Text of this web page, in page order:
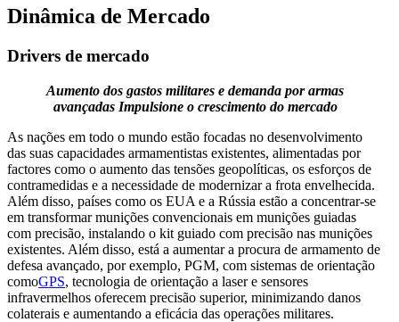
Dinâmica de Mercado
Drivers de mercado
Aumento dos gastos militares e demanda por armas
avançadas Impulsione o crescimento do mercado
As nações em todo o mundo estão focadas no desenvolvimento
das suas capacidades armamentistas existentes, alimentadas por
factores como o aumento das tensões geopolíticas, os esforços de
contramedidas e a necessidade de modernizar a frota envelhecida.
Além disso, países como os EUA e a Rússia estão a concentrar-se
em transformar munições convencionais em munições guiadas
com precisão, instalando o kit guiado com precisão nas munições
existentes. Além disso, está a aumentar a procura de armamento de
defesa avançado, por exemplo, PGM, com sistemas de orientação
comoGPS, tecnologia de orientação a laser e sensores
infravermelhos oferecem precisão superior, minimizando danos
colaterais e aumentando a eficácia das operações militares.